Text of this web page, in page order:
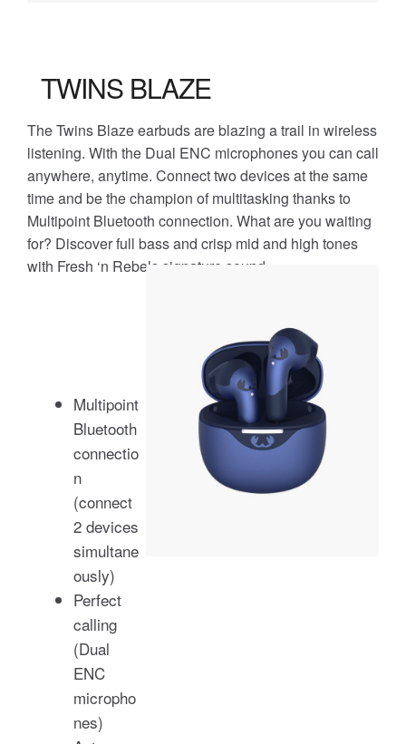
TWINS BLAZE
The Twins Blaze earbuds are blazing a trail in wireless
listening. With the Dual ENC microphones you can call
anywhere, anytime. Connect two devices at the same
time and be the champion of multitasking thanks to
Multipoint Bluetooth connection. What are you waiting
for? Discover full bass and crisp mid and high tones
with Fresh ‘n Rebels signature sound.
Multipoint
Bluetooth
connectio
n
(connect
2 devices
simultane
ously)
Perfect
calling
(Dual
ENC
micropho
nes)